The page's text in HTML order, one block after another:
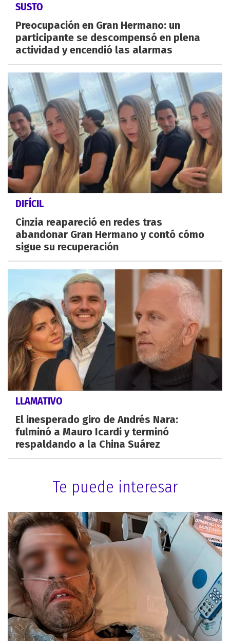
SUSTO
Preocupación en Gran Hermano: un
participante se descompensó en plena
actividad y encendió las alarmas
DIFÍCIL
Cinzia reapareció en redes tras
abandonar Gran Hermano y contó cómo
sigue su recuperación
LLAMATIVO
El inesperado giro de Andrés Nara:
fulminó a Mauro Icardi y terminó
respaldando a la China Suárez
Te puede interesar